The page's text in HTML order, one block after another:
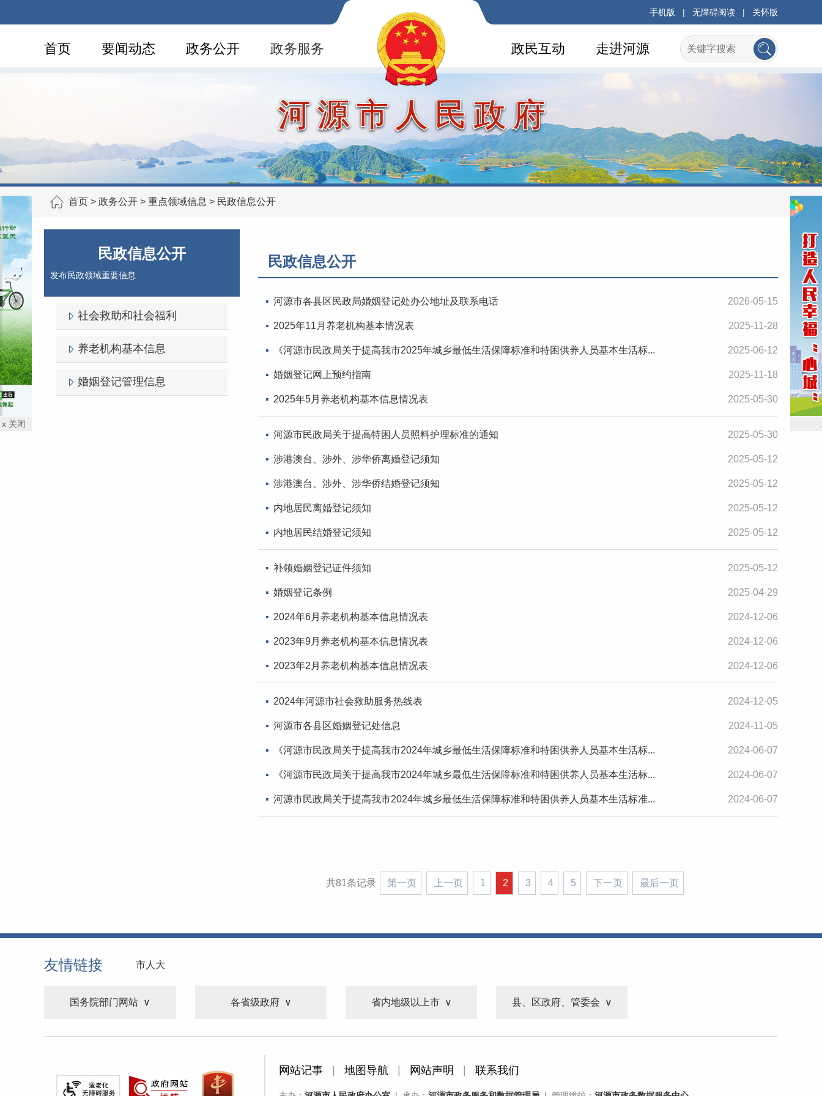
手机版 | 无障碍阅读 | 关怀版
首页 要闻动态 政务公开 政务服务 走进河源
政民互动
河源市人民政府
首页 > 政务公开 > 重点领域信息 > 民政信息公开
民政信息公开
发布民政领域重要信息
社会救助和社会福利
养老机构基本信息
婚姻登记管理信息
民政信息公开
2026-05-15
河源市各县区民政局婚姻登记处办公地址及联系电话
2025-11-28
2025年11月养老机构基本情况表
2025-06-12
《河源市民政局关于提高我市2025年城乡最低生活保障标准和特困供养人员基本生活标...
2025-11-18
婚姻登记网上预约指南
2025-05-30
2025年5月养老机构基本信息情况表
2025-05-30
河源市民政局关于提高特困人员照料护理标准的通知
2025-05-12
涉港澳台、涉外、涉华侨离婚登记须知
2025-05-12
涉港澳台、涉外、涉华侨结婚登记须知
2025-05-12
内地居民离婚登记须知
2025-05-12
内地居民结婚登记须知
2025-05-12
补领婚姻登记证件须知
2025-04-29
婚姻登记条例
2024-12-06
2024年6月养老机构基本信息情况表
2024-12-06
2023年9月养老机构基本信息情况表
2024-12-06
2023年2月养老机构基本信息情况表
2024-12-05
2024年河源市社会救助服务热线表
2024-11-05
河源市各县区婚姻登记处信息
2024-06-07
《河源市民政局关于提高我市2024年城乡最低生活保障标准和特困供养人员基本生活标...
2024-06-07
《河源市民政局关于提高我市2024年城乡最低生活保障标准和特困供养人员基本生活标...
2024-06-07
河源市民政局关于提高我市2024年城乡最低生活保障标准和特困供养人员基本生活标准...
共81条记录 第一页 上一页 1 2 3 4 5 下一页 最后一页
友情链接 市人大
国务院部门网站 各省级政府 省内地级以上市 县、区政府、管委会
网站记事 地图导航 网站声明 联系我们
x 关闭